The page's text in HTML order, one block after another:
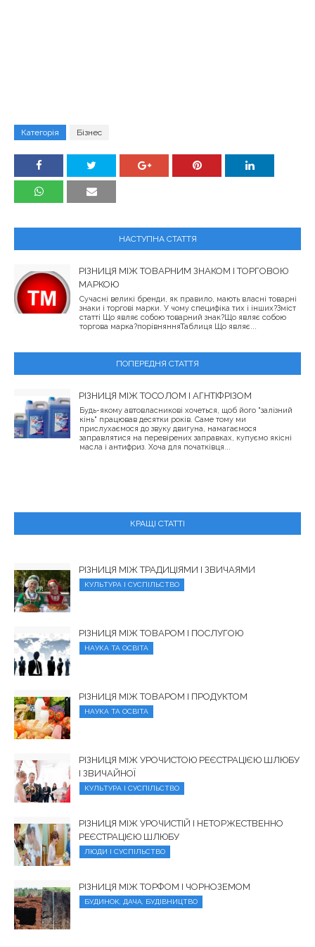
Категорія Бізнес
НАСТУПНА СТАТТЯ
РІЗНИЦЯ МІЖ ТОВАРНИМ ЗНАКОМ І ТОРГОВОЮ
МАРКОЮ
Сучасні великі бренди, як правило, мають власні товарні
знаки і торгові марки. У чому специфіка тих і інших?Зміст
статті Що являє собою товарний знак?Що являє собою
торгова марка?порівнянняТаблиця Що являє...
ПОПЕРЕДНЯ СТАТТЯ
РІЗНИЦЯ МІЖ ТОСОЛОМ І АГНТІФРІЗОМ
Будь-якому автовласникові хочеться, щоб його "залізний
кінь" працював десятки років. Саме тому ми
прислухаємося до звуку двигуна, намагаємося
заправлятися на перевірених заправках, купуємо якісні
масла і антифриз. Хоча для початківця...
КРАЩІ СТАТТІ
РІЗНИЦЯ МІЖ ТРАДИЦІЯМИ І ЗВИЧАЯМИ
КУЛЬТУРА І СУСПІЛЬСТВО
РІЗНИЦЯ МІЖ ТОВАРОМ І ПОСЛУГОЮ
НАУКА ТА ОСВІТА
РІЗНИЦЯ МІЖ ТОВАРОМ І ПРОДУКТОМ
НАУКА ТА ОСВІТА
РІЗНИЦЯ МІЖ УРОЧИСТОЮ РЕЄСТРАЦІЄЮ ШЛЮБУ
І ЗВИЧАЙНОЇ
КУЛЬТУРА І СУСПІЛЬСТВО
РІЗНИЦЯ МІЖ УРОЧИСТІЙ І НЕТОРЖЕСТВЕННО
РЕЄСТРАЦІЄЮ ШЛЮБУ
ЛЮДИ І СУСПІЛЬСТВО
РІЗНИЦЯ МІЖ ТОРФОМ І ЧОРНОЗЕМОМ
БУДИНОК, ДАЧА, БУДІВНИЦТВО